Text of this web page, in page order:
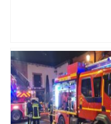
A Toulouse, Bear
alcools et savoir-faire –